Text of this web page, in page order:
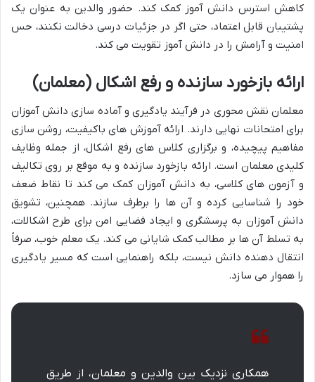
کاهش استرس دانش آموز کمک کند. حضور والدین به عنوان یک
پشتیبان قابل اعتماد، حتی اگر در جزئیات درسی دخالت نکنند، حس
امنیت و آرامش را در دانش آموز تقویت می کند.
ارائه بازخورد سازنده و رفع اشکال (معلمان)
معلمان نقش محوری در فرآیند یادگیری و آماده سازی دانش آموزان
برای امتحانات نهایی دارند. ارائه آموزش های باکیفیت، روشن سازی
مفاهیم پیچیده، و برگزاری کلاس های رفع اشکال، از جمله وظایف
کلیدی معلمان است. ارائه بازخورد سازنده و به موقع بر روی تکالیف
و آزمون های کلاسی، به دانش آموزان کمک می کند تا نقاط ضعف
خود را شناسایی کرده و آن ها را برطرف سازند. همچنین، تشویق
دانش آموزان به پرسشگری و ایجاد فضایی امن برای طرح اشکالات،
به تسلط آن ها بر مطالب کمک شایانی می کند. یک معلم خوب، صرفاً
انتقال دهنده دانش نیست، بلکه راهنمایی است که مسیر یادگیری
را هموار می سازد.
همکاری نزدیک بین والدین و معلمان، از طریق